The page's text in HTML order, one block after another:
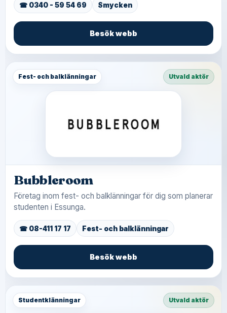
☎ 0340 - 59 54 69 Smycken
Besök webb
Fest- och balklänningar Utvald aktör
Bubbleroom
Företag inom fest- och balklänningar för dig som planerar
studenten i Essunga.
☎ 08-411 17 17 Fest- och balklänningar
Besök webb
Studentklänningar Utvald aktör